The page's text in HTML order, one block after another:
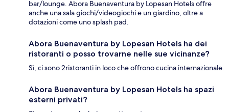
bar/lounge. Abora Buenaventura by Lopesan Hotels offre
anche una sala giochi/videogiochi e un giardino, oltre a
dotazioni come uno splash pad.
Abora Buenaventura by Lopesan Hotels ha dei
ristoranti o posso trovarne nelle sue vicinanze?
Sì, ci sono 2ristoranti in loco che offrono cucina internazionale.
Abora Buenaventura by Lopesan Hotels ha spazi
esterni privati?